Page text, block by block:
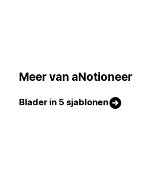
Meer van aNotioneer
Blader in 5 sjablonen